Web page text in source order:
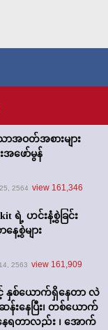
ဝတ်အစားများ
ဖော်မွန်
2564 view 161,346
ရဲ့ ဟင်းနံ့စွဲခြင်း
ေ့စွဲများ
2563 view 161,909
င့် နှစ်ယောက်ရှိနေတာ လဲ
နေပြီး၊ တစ်ယောက်
ေရတာလည်း ၊ အောက်